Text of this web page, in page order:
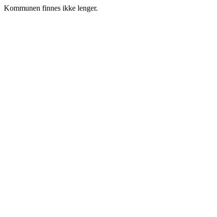
Kommunen finnes ikke lenger.